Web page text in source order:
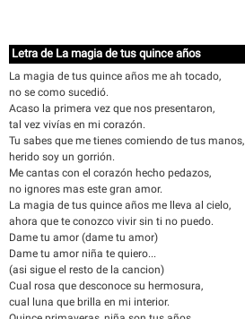
Letra de La magia de tus quince años
La magia de tus quince años me ah tocado,
no se como sucedió.
Acaso la primera vez que nos presentaron,
tal vez vivías en mi corazón.
Tu sabes que me tienes comiendo de tus manos,
herido soy un gorrión.
Me cantas con el corazón hecho pedazos,
no ignores mas este gran amor.
La magia de tus quince años me lleva al cielo,
ahora que te conozco vivir sin ti no puedo.
Dame tu amor (dame tu amor)
Dame tu amor niña te quiero...
(asi sigue el resto de la cancion)
Cual rosa que desconoce su hermosura,
cual luna que brilla en mi interior.